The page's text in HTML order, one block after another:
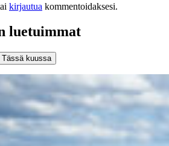
kirjautua kommentoidaksesi.
luetuimmat
Tässä kuussa